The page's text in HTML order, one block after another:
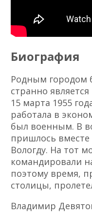
Биография
Родным городом
странно
15 марта 1955
работала в
был военным. В
пришлось вместе
Вологду. На тот
командировали
поэтому время,
столицы,
Владимир